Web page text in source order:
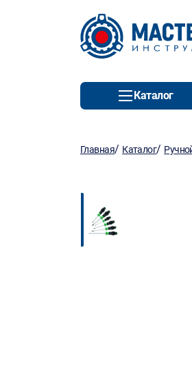
Каталог
Главная/ Каталог/